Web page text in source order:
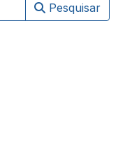
Pesquisar